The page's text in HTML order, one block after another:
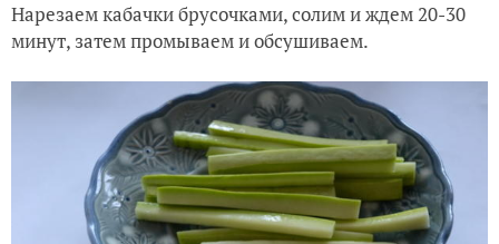
Нарезаем кабачки брусочками, солим и ждем 20-30
минут, затем промываем и обсушиваем.